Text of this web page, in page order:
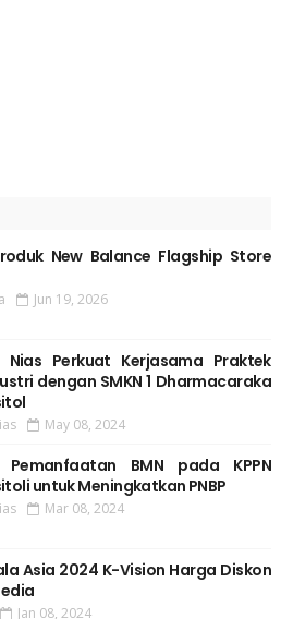
New Balance Flagship Store
Jun 19, 2026
Nias Perkuat Kerjasama Praktek
dengan SMKN 1 Dharmacaraka
May 08, 2024
Pemanfaatan BMN pada KPPN
untuk Meningkatkan PNBP
Mar 08, 2024
Asia 2024 K-Vision Harga Diskon
Jan 08, 2024